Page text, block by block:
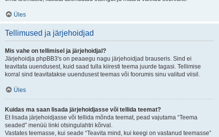
Üles
Tellimused ja järjehoidjad
Mis vahe on tellimisel ja järjehoidjal?
Järjehoidja phpBB3's on peaaegu nagu järjehoidjad brauseris. Sind ei
teavitata uuendusest, kuid saad tulla kiiresti teema juurde tagasi. Tellimise
korral sind teavitatakse uuendusest teemas või foorumis sinu valitud viisil.
Üles
Kuidas ma saan lisada järjehoidjasse või tellida teemat?
Et lisada järjehoidjasse või tellida mõnda teemat, pead vajutama “Teema
seaded” menüü linki otsingulahtri kõrval.
Vastates teemasse, kui seade “Teavita mind, kui keegi on vastanud teemasse”